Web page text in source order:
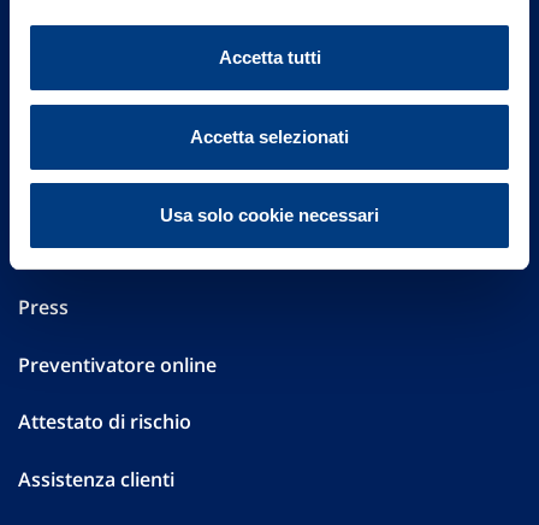
Accetta tutti
Accetta selezionati
Usa solo cookie necessari
Sostenibilità
Performances
Press
Preventivatore online
Attestato di rischio
Assistenza clienti